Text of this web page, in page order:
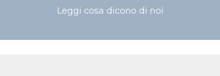
Leggi cosa dicono di noi